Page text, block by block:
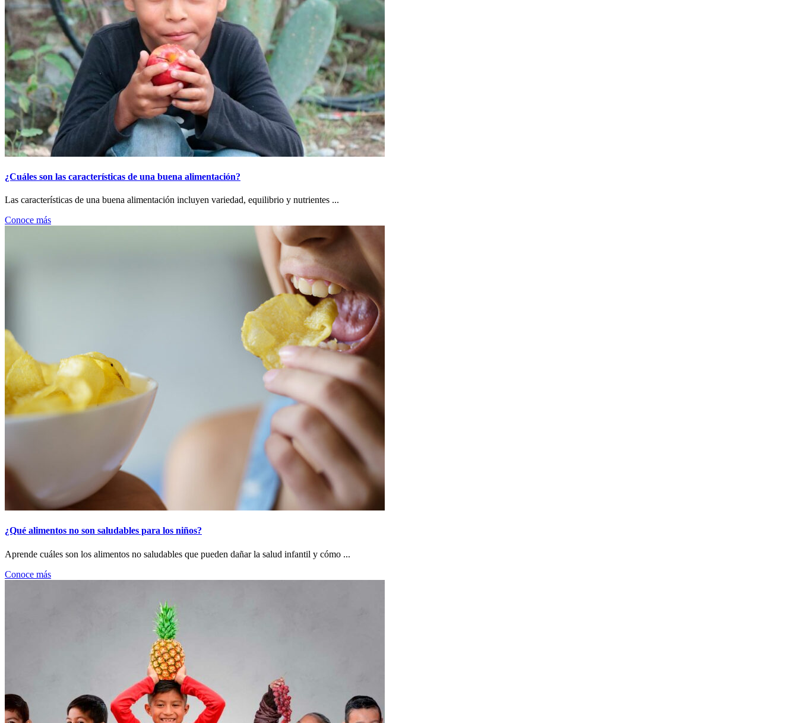
¿Cuáles son las características de una buena alimentación?
Las características de una buena alimentación incluyen variedad, equilibrio y nutrientes ...
Conoce más
¿Qué alimentos no son saludables para los niños?
Aprende cuáles son los alimentos no saludables que pueden dañar la salud infantil y cómo ...
Conoce más